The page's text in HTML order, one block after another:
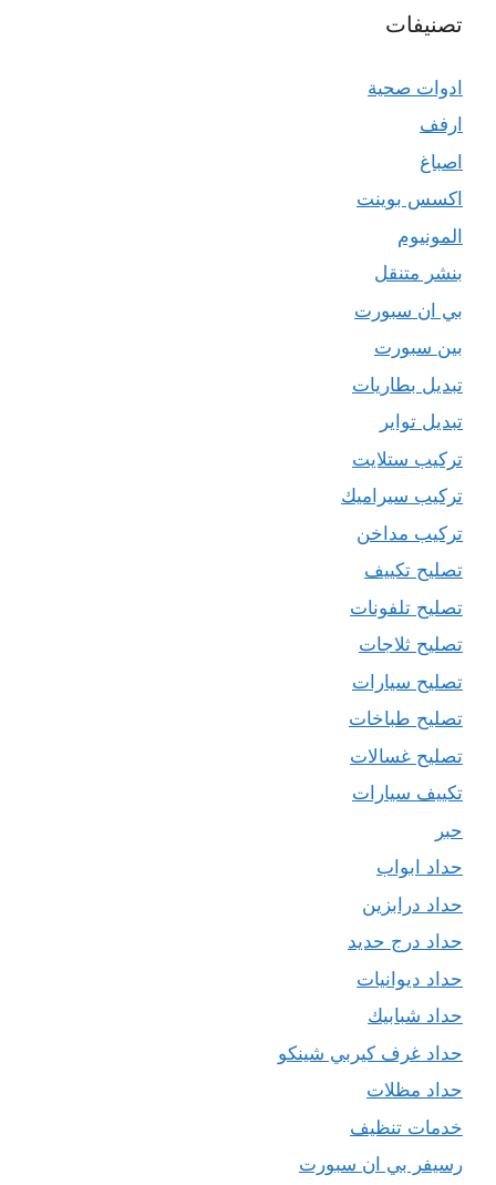
تصنيفات
ادوات صحية
ارفف
اصباغ
اكسس بوينت
المونيوم
بنشر متنقل
بي ان سبورت
بين سبورت
تبديل بطاريات
تبديل تواير
تركيب ستلايت
تركيب سيراميك
تركيب مداخن
تصليح تكييف
تصليح تلفونات
تصليح ثلاجات
تصليح سيارات
تصليح طباخات
تصليح غسالات
تكييف سيارات
حبر
حداد ابواب
حداد درابزين
حداد درج حديد
حداد ديوانيات
حداد شبابيك
حداد غرف كيربي شينكو
حداد مظلات
خدمات تنظيف
رسيفر بي ان سبورت